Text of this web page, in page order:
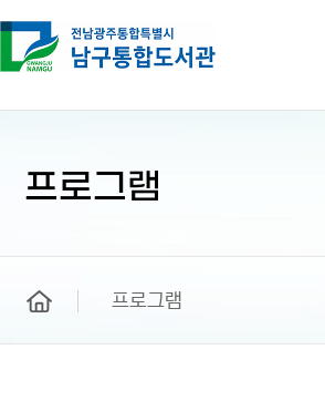
프로그램
프로그램